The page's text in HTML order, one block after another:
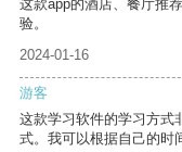
这款app的酒店、餐厅推
验。
2024-01-16
游客
这款学习软件的学习方式
式。我可以根据自己的时